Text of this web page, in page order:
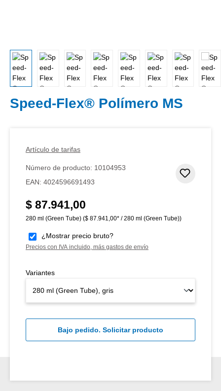
Speed-Flex® Polímero MS
Artículo de tarifas
Número de producto: 10104953
EAN: 4024596691493
Precio normal:
$ 87.941,00
280 ml (Green Tube) ($ 87.941,00* / 280 ml (Green Tube))
¿Mostrar precio bruto?
Precios con IVA incluido, más gastos de envío
Variantes
Bajo pedido. Solicitar producto